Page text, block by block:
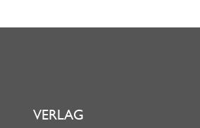
VERLAG